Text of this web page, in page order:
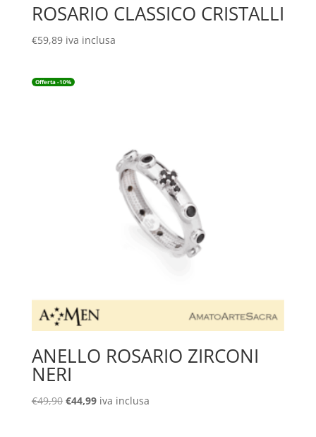
ROSARIO CLASSICO CRISTALLI
€59,89 iva inclusa
Offerta -10%
ANELLO ROSARIO ZIRCONI
NERI
€49,90 Il
€44,99Iliva inclusa